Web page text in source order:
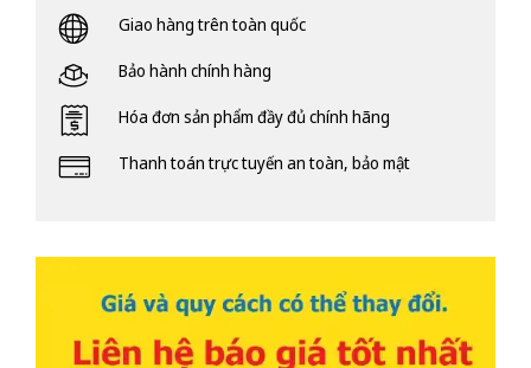
Giao hàng trên toàn quốc
Bảo hành chính hàng
Hóa đơn sản phẩm đầy đủ chính hãng
Thanh toán trực tuyến an toàn, bảo mật